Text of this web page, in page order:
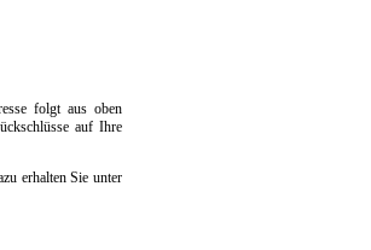
folgt aus oben
auf Ihre
erhalten Sie unter